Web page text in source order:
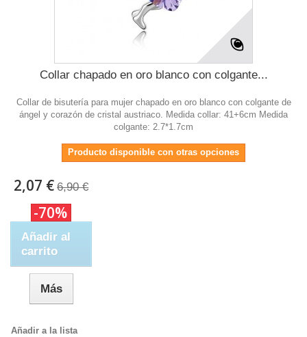
Collar chapado en oro blanco con colgante...
Collar de bisutería para mujer chapado en oro blanco con colgante de
ángel y corazón de cristal austriaco. Medida collar: 41+6cm Medida
colgante: 2.7*1.7cm
Producto disponible con otras opciones
2,07 € 6,90 €
-70%
Añadir al
carrito
Más
Añadir a la lista